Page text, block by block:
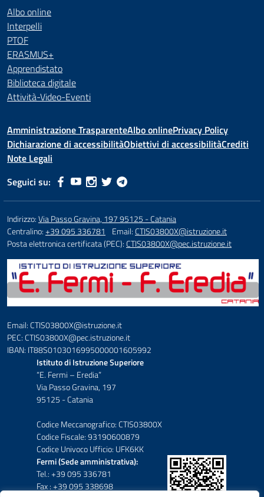
Albo online
Interpelli
PTOF
ERASMUS+
Apprendistato
Biblioteca digitale
Attività-Video-Eventi
Amministrazione TrasparenteAlbo onlinePrivacy Policy
Dichiarazione di accessibilitàObiettivi di accessibilitàCrediti
Note Legali
Seguici su:
Indirizzo:Via Passo Gravina, 197 95125 - Catania
Centralino:+39 095 336781 Email:CTIS03800X@istruzione.it
Posta elettronica certificata (PEC):CTIS03800X@pec.istruzione.it
Email: CTIS03800X@istruzione.it
PEC: CTIS03800X@pec.istruzione.it
IBAN: IT88S0103016995000001605992
Istituto di Istruzione Superiore
“E. Fermi – Eredia”
Via Passo Gravina, 197
95125 - Catania
Codice Meccanografico: CTIS03800X
Codice Fiscale: 93190600879
Codice Univoco Ufficio: UFK6KK
Fermi (Sede amministrativa):
Tel.: +39 095 336781
Fax : +39 095 338698